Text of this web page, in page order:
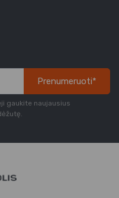
Prenumeruoti*
gaukite naujausius